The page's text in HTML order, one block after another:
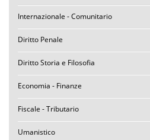
Internazionale - Comunitario
Diritto Penale
Diritto Storia e Filosofia
Economia - Finanze
Fiscale - Tributario
Umanistico